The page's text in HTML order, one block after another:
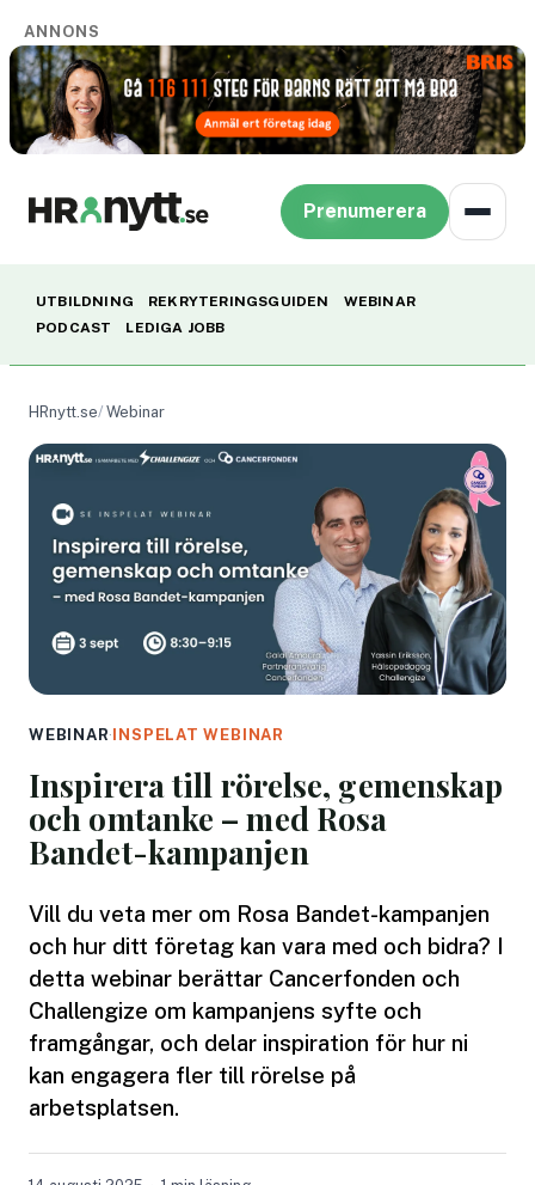
ANNONS
Prenumerera
UTBILDNING REKRYTERINGSGUIDEN
WEBINAR
PODCAST
LEDIGA JOBB
HRnytt.se Webinar
WEBINAR· INSPELAT WEBINAR
Inspirera till rörelse, gemenskap
och omtanke – med Rosa
Bandet-kampanjen
Vill du veta mer om Rosa Bandet-kampanjen
och hur ditt företag kan vara med och bidra? I
detta webinar berättar Cancerfonden och
Challengize om kampanjens syfte och
framgångar, och delar inspiration för hur ni
kan engagera fler till rörelse på
arbetsplatsen.